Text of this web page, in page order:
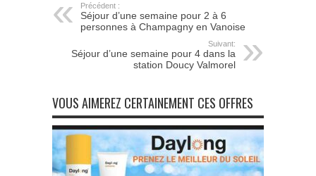
Précédent :
Séjour d’une semaine pour 2 à 6
personnes à Champagny en Vanoise
Suivant:
Séjour d’une semaine pour 4 dans la
station Doucy Valmorel
VOUS AIMEREZ CERTAINEMENT CES OFFRES